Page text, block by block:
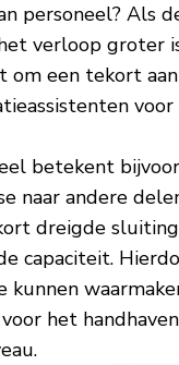
personeel? Als
verloop groter
een tekort
betekent
naar andere
dreigde
capaciteit.
het